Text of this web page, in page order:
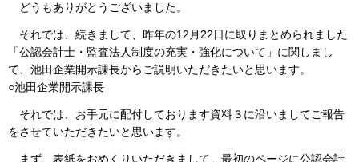
どうもありがとうございました。
それでは、続きまして、昨年の12月22日に取りまとめられました
「公認会計士・監査法人制度の充実・強化について」に関しまし
て、池田企業開示課長からご説明いただきたいと思います。
○池田企業開示課長
それでは、お手元に配付しております資料３に沿いましてご報告
をさせていただきたいと思います。
まず、表紙をおめくりいただきまして、最初のページに公認会計